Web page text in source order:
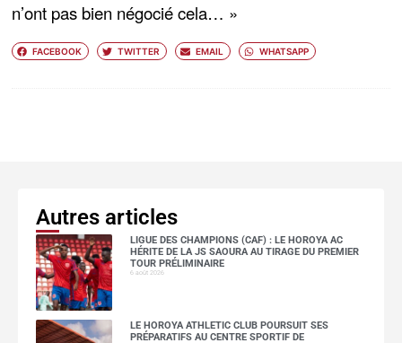
n’ont pas bien négocié cela… »
FACEBOOK TWITTER EMAIL WHATSAPP
Autres articles
LIGUE DES CHAMPIONS (CAF) : LE HOROYA AC
HÉRITE DE LA JS SAOURA AU TIRAGE DU PREMIER
TOUR PRÉLIMINAIRE
6 août 2026
LE HOROYA ATHLETIC CLUB POURSUIT SES
PRÉPARATIFS AU CENTRE SPORTIF DE